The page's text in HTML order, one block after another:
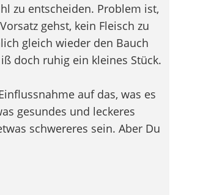
zu entscheiden. Problem ist,
gehst, kein Fleisch zu
gleich wieder den Bauch
doch ruhig ein kleines Stück.
auf das, was es
gesundes und leckeres
schwereres sein. Aber Du